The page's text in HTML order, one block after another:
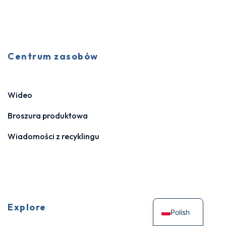
Centrum zasobów
Wideo
Broszura produktowa
Wiadomości z recyklingu
Explore Polish